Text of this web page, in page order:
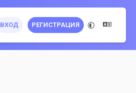
ВХОД РЕГИСТРАЦИЯ